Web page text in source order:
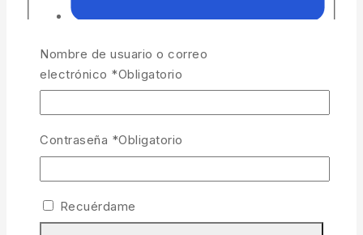
Nombre de usuario o correo
electrónico *Obligatorio
Contraseña *Obligatorio
Recuérdame